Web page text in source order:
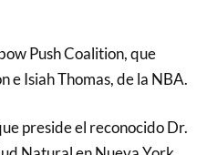
Push Coalition, que
e Isiah Thomas, de la NBA.
preside el reconocido Dr.